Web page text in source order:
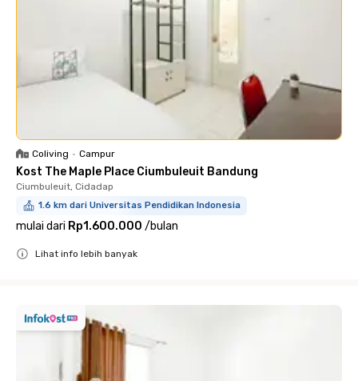
Coliving • Campur
Kost The Maple Place Ciumbuleuit Bandung
Ciumbuleuit, Cidadap
1.6 km dari Universitas Pendidikan Indonesia
mulai dari Rp1.600.000 /bulan
Lihat info lebih banyak